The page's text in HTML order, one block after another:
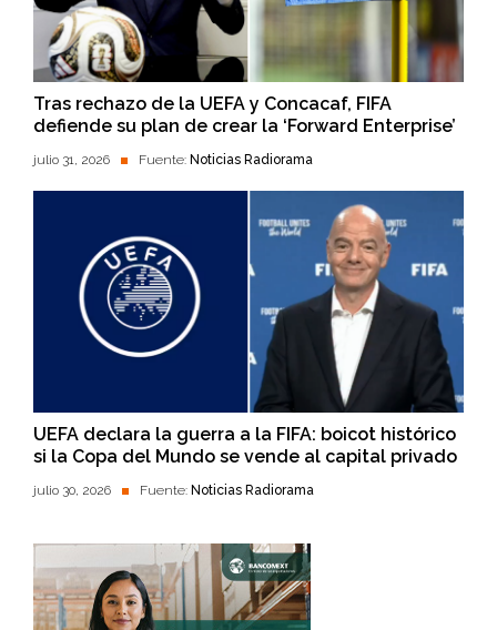
Tras rechazo de la UEFA y Concacaf, FIFA
defiende su plan de crear la ‘Forward Enterprise’
julio 31, 2026 Fuente: Noticias Radiorama
UEFA declara la guerra a la FIFA: boicot histórico
si la Copa del Mundo se vende al capital privado
julio 30, 2026 Fuente: Noticias Radiorama